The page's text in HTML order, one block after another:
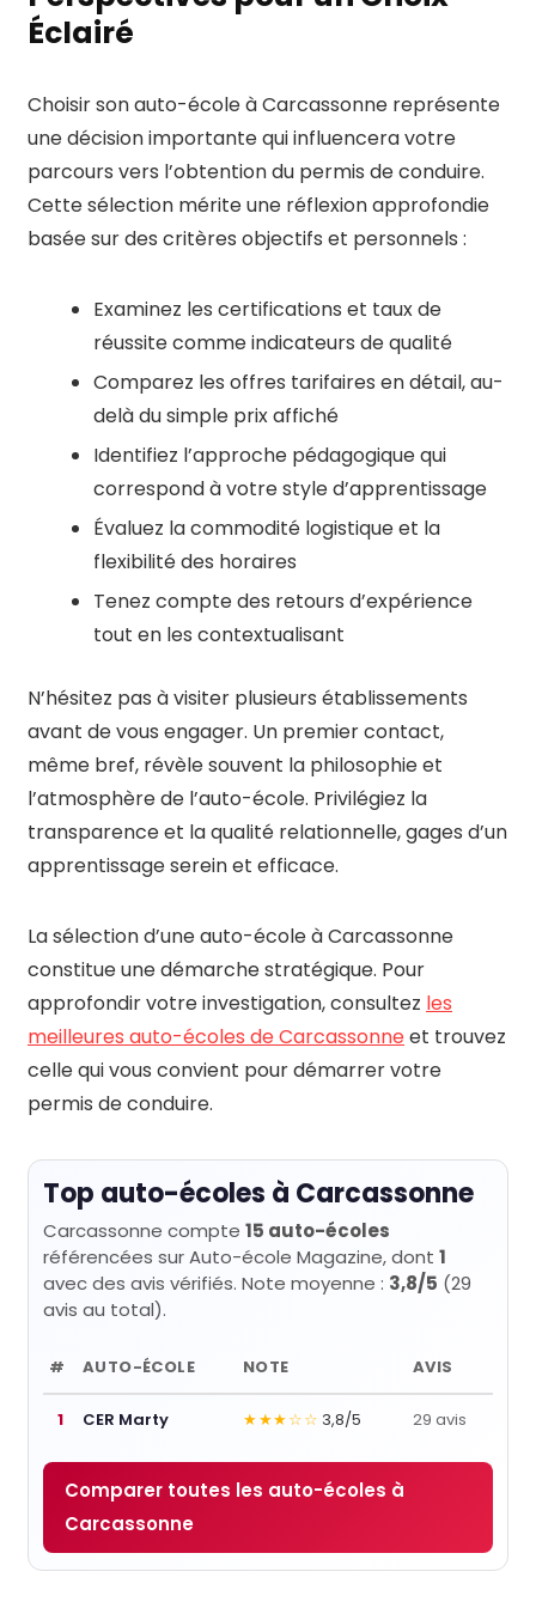
Éclairé
Choisir son auto-école à Carcassonne représente
une décision importante qui influencera votre
parcours vers l’obtention du permis de conduire.
Cette sélection mérite une réflexion approfondie
basée sur des critères objectifs et personnels :
Examinez les certifications et taux de
réussite comme indicateurs de qualité
Comparez les offres tarifaires en détail, au-
delà du simple prix affiché
Identifiez l’approche pédagogique qui
correspond à votre style d’apprentissage
Évaluez la commodité logistique et la
flexibilité des horaires
Tenez compte des retours d’expérience
tout en les contextualisant
N’hésitez pas à visiter plusieurs établissements
avant de vous engager. Un premier contact,
même bref, révèle souvent la philosophie et
l’atmosphère de l’auto-école. Privilégiez la
transparence et la qualité relationnelle, gages d’un
apprentissage serein et efficace.
La sélection d’une auto-école à Carcassonne
constitue une démarche stratégique. Pour
approfondir votre investigation, consultez les
meilleures auto-écoles de Carcassonneet trouvez
celle qui vous convient pour démarrer votre
permis de conduire.
Top auto-écoles à Carcassonne
Carcassonne compte 15 auto-écoles
référencées sur Auto-école Magazine, dont 1
avec des avis vérifiés. Note moyenne : 3,8/5 (29
avis au total).
# AUTO-ÉCOLE NOTE AVIS
1 CER Marty ★★★☆☆ 3,8/5 29 avis
Comparer toutes les auto-écoles à
Carcassonne